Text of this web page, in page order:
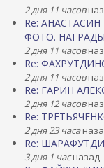
2 дня 11 часов
Re:
ФОТО. НАГРАДЫ
2 дня 11 часов
Re:
2 дня 11 часов
Re: ГАРИН
2 дня 12 часов
Re:
2 дня 23 часа
Re:
3 дня 1 часназад